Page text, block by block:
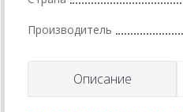
Производитель
Описание